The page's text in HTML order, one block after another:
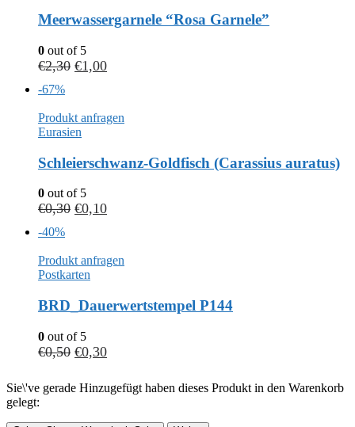
Meerwassergarnele “Rosa Garnele”
0 out of 5
€2,30 €1,00
-67%
Produkt anfragen
Eurasien
Schleierschwanz-Goldfisch (Carassius auratus)
0 out of 5
€0,30 €0,10
-40%
Produkt anfragen
Postkarten
BRD_Dauerwertstempel P144
0 out of 5
€0,50 €0,30
Sie\'ve gerade Hinzugefügt haben dieses Produkt in den Warenkorb
gelegt: